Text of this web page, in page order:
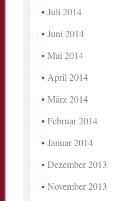
Juli 2014
Juni 2014
Mai 2014
April 2014
März 2014
Februar 2014
Januar 2014
Dezember 2013
November 2013